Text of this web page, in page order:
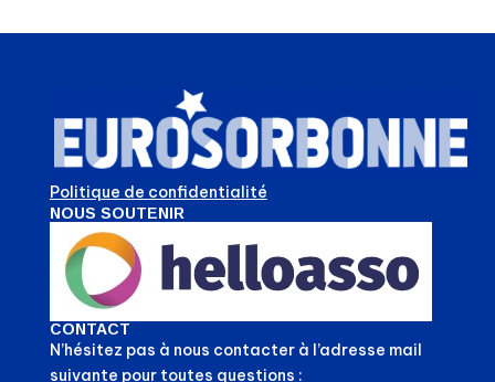
Politique de confidentialité
NOUS SOUTENIR
CONTACT
N’hésitez pas à nous contacter à l’adresse mail
suivante pour toutes questions :